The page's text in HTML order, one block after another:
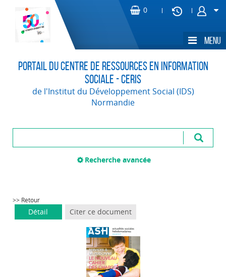
Portail du Centre de Ressources en Information
Sociale - CERIS
de l'Institut du Développement Social (IDS)
Normandie
Recherche avancée
>> Retour
Détail Citer ce document